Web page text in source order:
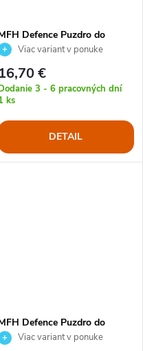
Defence Puzdro do
Mission III cordura
Viac variant v ponuke
16,70 €
3 - 6 pracovných dní
ks
DETAIL
Defence Puzdro do
Mission I cordura
Viac variant v ponuke